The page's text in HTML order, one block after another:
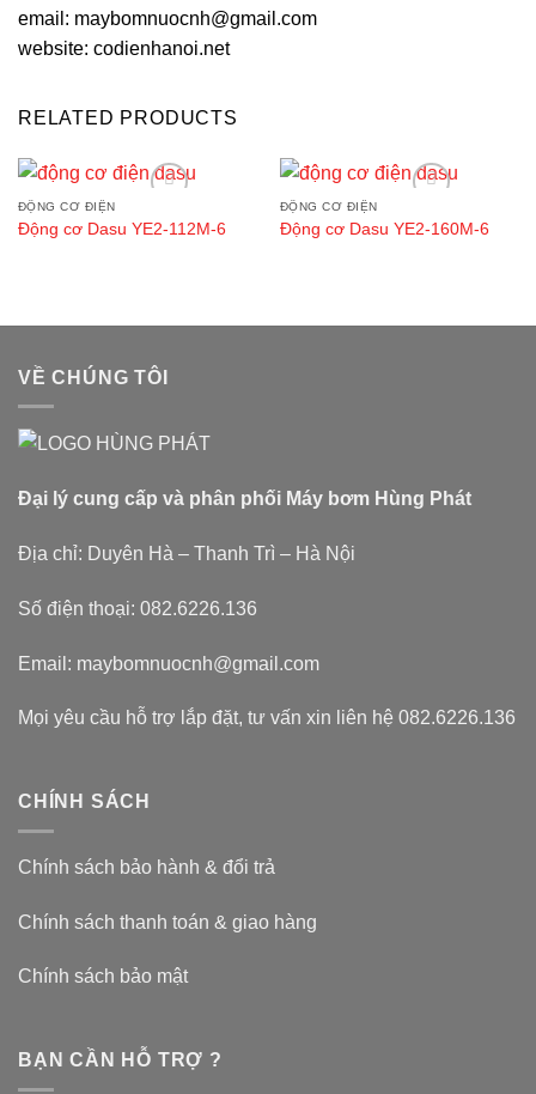
email: maybomnuocnh@gmail.com
website: codienhanoi.net
RELATED PRODUCTS
Add to wishlist
ĐỘNG CƠ ĐIỆN
Động cơ Dasu YE2-112M-6 Add to wishlist
ĐỘNG CƠ ĐIỆN
Động cơ Dasu YE2-160M-6
VỀ CHÚNG TÔI
Đại lý cung cấp và phân phối Máy bơm Hùng Phát
Địa chỉ: Duyên Hà – Thanh Trì – Hà Nội
Số điện thoại: 082.6226.136
Email: maybomnuocnh@gmail.com
Mọi yêu cầu hỗ trợ lắp đặt, tư vấn xin liên hệ 082.6226.136
CHÍNH SÁCH
Chính sách bảo hành & đổi trả
Chính sách thanh toán & giao hàng
Chính sách bảo mật
BẠN CẦN HỖ TRỢ ?